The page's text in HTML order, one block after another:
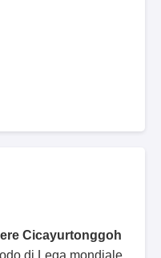
Cicayurtonggoh